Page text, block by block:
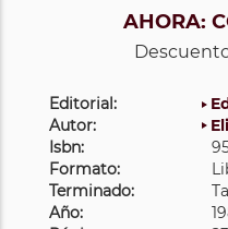
AHORA:
Editorial:
Autor:
Isbn:
Formato:
Terminado:
Año: